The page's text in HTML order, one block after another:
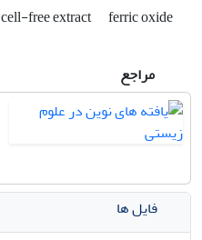
cell-free extract ferric oxide
مراجع
فایل ها